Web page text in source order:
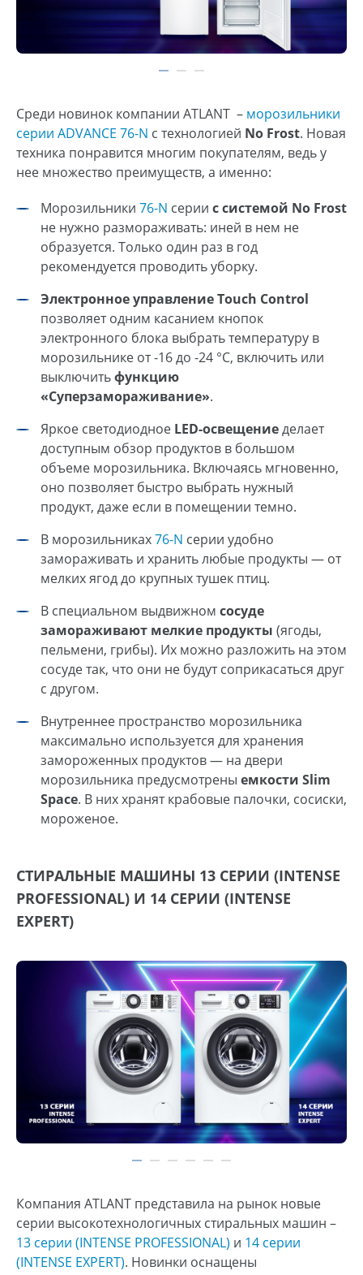
Среди новинок компании ATLANT ­­– морозильники
серии ADVANCE 76-N с технологией No Frost. Новая
техника понравится многим покупателям, ведь у
нее множество преимуществ, а именно:
Морозильники 76-N серии с системой No Frost
не нужно размораживать: иней в нем не
образуется. Только один раз в год
рекомендуется проводить уборку.
Электронное управление Touch Control
позволяет одним касанием кнопок
электронного блока выбрать температуру в
морозильнике от -16 до -24 °С, включить или
выключитьфункцию
«Суперзамораживание».
Яркое светодиодное LED-освещениеделает
доступным обзор продуктов в большом
объеме морозильника. Включаясь мгновенно,
оно позволяет быстро выбрать нужный
продукт, даже если в помещении темно.
В морозильниках76-N серии удобно
замораживать и хранить любые продукты — от
мелких ягод до крупных тушек птиц.
В специальном выдвижном сосуде
замораживают мелкие продукты (ягоды,
пельмени, грибы). Их можно разложить на этом
сосуде так, что они не будут соприкасаться друг
с другом.
Внутреннее пространство морозильника
максимально используется для хранения
замороженных продуктов — на двери
морозильника предусмотрены емкости Slim
Space. В них хранят крабовые палочки, сосиски,
мороженое.
СТИРАЛЬНЫЕ МАШИНЫ 13 СЕРИИ (INTENSE
PROFESSIONAL) И 14 СЕРИИ (INTENSE
EXPERT)
Компания ATLANT представила на рынок новые
серии высокотехнологичных стиральных машин –
13 серии (INTENSE PROFESSIONAL) и 14 серии
(INTENSE EXPERT). Новинки оснащены